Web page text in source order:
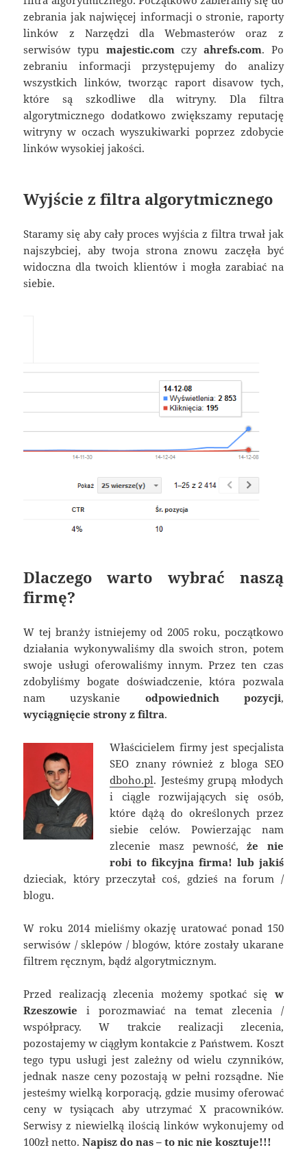
zebrania jak najwięcej informacji o stronie, raporty
linków z Narzędzi dla Webmasterów oraz z
serwisów typu majestic.comczy ahrefs.com. Po
zebraniu informacji przystępujemy do analizy
wszystkich linków, tworząc raport disavow tych,
które są szkodliwe dla witryny. Dla filtra
algorytmicznego dodatkowo zwiększamy reputację
witryny w oczach wyszukiwarki poprzez zdobycie
linków wysokiej jakości.
Wyjście z filtra algorytmicznego
Staramy się aby cały proces wyjścia z filtra trwał jak
najszybciej, aby twoja strona znowu zaczęła być
widoczna dla twoich klientów i mogła zarabiać na
siebie.
Dlaczego warto wybrać naszą
firmę?
W tej branży istniejemy od 2005 roku, początkowo
działania wykonywaliśmy dla swoich stron, potem
swoje usługi oferowaliśmy innym. Przez ten czas
zdobyliśmy bogate doświadczenie, która pozwala
nam uzyskanie odpowiednich pozycji,
wyciągnięcie strony z filtra.
Właścicielem firmy jest specjalista
SEO znany również z bloga SEO
dboho.pl. Jesteśmy grupą młodych
i ciągle rozwijających się osób,
które dążą do określonych przez
siebie celów. Powierzając nam
zlecenie masz pewność,że nie
robi to fikcyjna firma! lub jakiś
dzieciak, który przeczytał coś, gdzieś na forum /
blogu.
W roku 2014 mieliśmy okazję uratować ponad 150
serwisów / sklepów / blogów, które zostały ukarane
filtrem ręcznym, bądź algorytmicznym.
Przed realizacją zlecenia możemy spotkać się w
Rzeszowie i porozmawiać na temat zlecenia /
współpracy. W trakcie realizacji zlecenia,
pozostajemy w ciągłym kontakcie z Państwem. Koszt
tego typu usługi jest zależny od wielu czynników,
jednak nasze ceny pozostają w pełni rozsądne. Nie
jesteśmy wielką korporacją, gdzie musimy oferować
ceny w tysiącach aby utrzymać X pracowników.
Serwisy z niewielką ilością linków wykonujemy od
100zł netto.Napisz do nas – to nic nie kosztuje!!!